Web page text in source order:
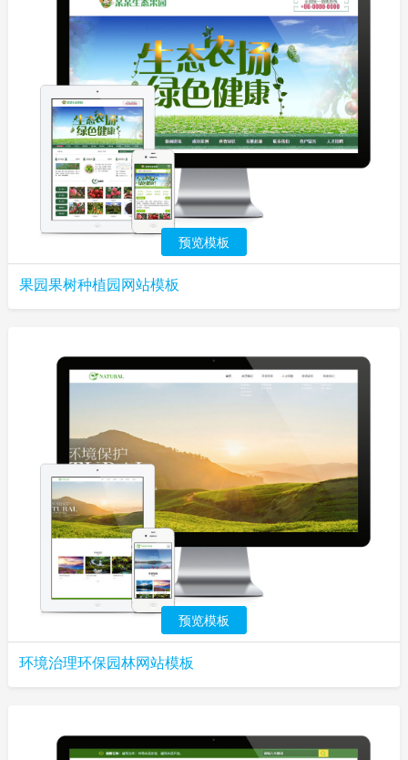
预览模板
果园果树种植园网站模板
预览模板
环境治理环保园林网站模板